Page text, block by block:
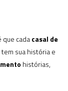
que cadacasal de
sua história e
histórias,